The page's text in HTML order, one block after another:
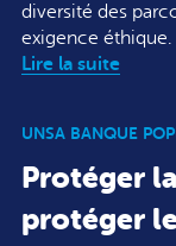
diversité des
exigence éthique.
Lire la suite
UNSA BANQUE
Protéger
protéger